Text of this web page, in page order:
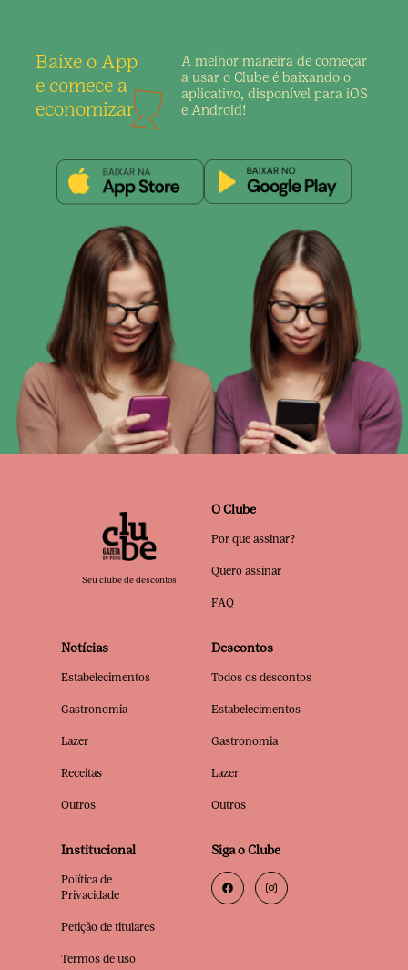
Baixe o App
e comece a
economizar
A melhor maneira de começar
a usar o Clube é baixando o
aplicativo, disponível para iOS
e Android!
Seu clube de descontos
O Clube
Por que assinar?
Quero assinar
FAQ
Notícias
Estabelecimentos
Gastronomia
Lazer
Receitas
Outros
Descontos
Todos os descontos
Estabelecimentos
Gastronomia
Lazer
Outros
Institucional
Política de
Privacidade
Petição de titulares
Termos de uso
Siga o Clube